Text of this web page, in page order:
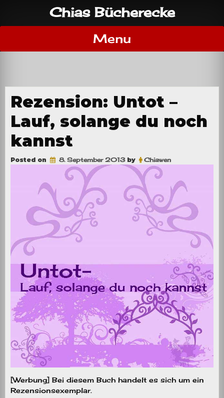
content
Chias Bücherecke
Menu
Rezension: Untot –
Lauf, solange du noch
kannst
Posted on 8. September 2013by Chiawen
[Werbung] Bei diesem Buch handelt es sich um ein
Rezensionsexemplar.